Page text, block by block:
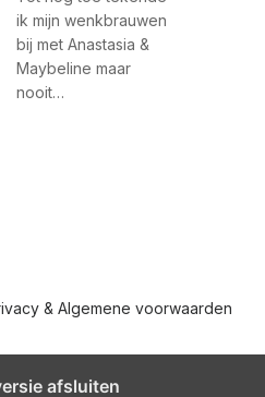
ik mijn wenkbrauwen
bij met Anastasia &
Maybeline maar
nooit…
& Algemene voorwaarden
afsluiten